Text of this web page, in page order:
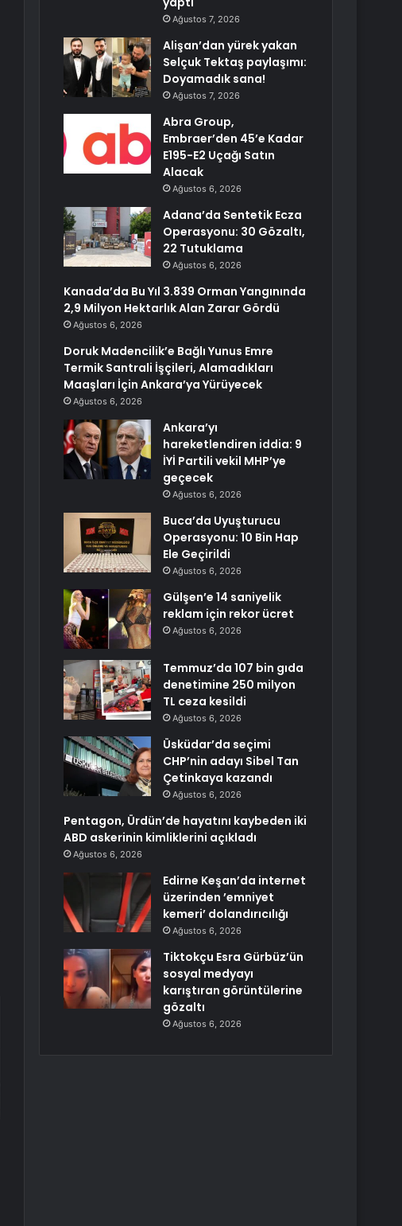
Ağustos 7, 2026
Alişan’dan yürek yakan
Selçuk Tektaş paylaşımı:
Doyamadık sana!
Ağustos 7, 2026
Abra Group,
Embraer’den 45’e Kadar
E195-E2 Uçağı Satın
Alacak
Ağustos 6, 2026
Adana’da Sentetik Ecza
Operasyonu: 30 Gözaltı,
22 Tutuklama
Ağustos 6, 2026
Kanada’da Bu Yıl 3.839 Orman Yangınında
2,9 Milyon Hektarlık Alan Zarar Gördü
Ağustos 6, 2026
Doruk Madencilik’e Bağlı Yunus Emre
Termik Santrali İşçileri, Alamadıkları
Maaşları İçin Ankara’ya Yürüyecek
Ağustos 6, 2026
Ankara’yı
hareketlendiren iddia: 9
İYİ Partili vekil MHP’ye
geçecek
Ağustos 6, 2026
Buca’da Uyuşturucu
Operasyonu: 10 Bin Hap
Ele Geçirildi
Ağustos 6, 2026
Gülşen’e 14 saniyelik
reklam için rekor ücret
Ağustos 6, 2026
Temmuz’da 107 bin gıda
denetimine 250 milyon
TL ceza kesildi
Ağustos 6, 2026
Üsküdar’da seçimi
CHP’nin adayı Sibel Tan
Çetinkaya kazandı
Ağustos 6, 2026
Pentagon, Ürdün’de hayatını kaybeden iki
ABD askerinin kimliklerini açıkladı
Ağustos 6, 2026
Edirne Keşan’da internet
üzerinden ’emniyet
kemeri’ dolandırıcılığı
Ağustos 6, 2026
Tiktokçu Esra Gürbüz’ün
sosyal medyayı
karıştıran görüntülerine
gözaltı
Ağustos 6, 2026